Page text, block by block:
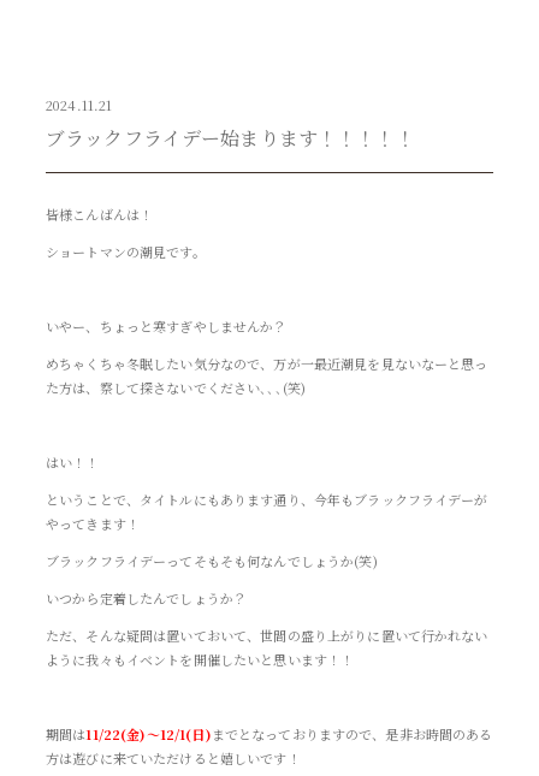
2024.11.21
ブラックフライデー始まります！！！！！
皆様こんばんは！
ショートマンの潮見です。
いやー、ちょっと寒すぎやしませんか？
めちゃくちゃ冬眠したい気分なので、万が一最近潮見を見ないなーと思っ
た方は、察して探さないでください､､､(笑)
はい！！
ということで、タイトルにもあります通り、今年もブラックフライデーが
やってきます！
ブラックフライデーってそもそも何なんでしょうか(笑)
いつから定着したんでしょうか？
ただ、そんな疑問は置いておいて、世間の盛り上がりに置いて行かれない
ように我々もイベントを開催したいと思います！！
期間は11/22(金)～12/1(日)までとなっておりますので、是非お時間のある
方は遊びに来ていただけると嬉しいです！